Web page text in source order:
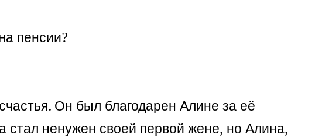
пенсии?
Он был благодарен Алине за её
стал ненужен своей первой жене, но Алина,